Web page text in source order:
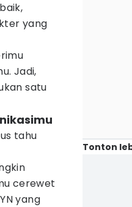
yang
Jadi,
satu
tahu
cerewet
yang
Tonton